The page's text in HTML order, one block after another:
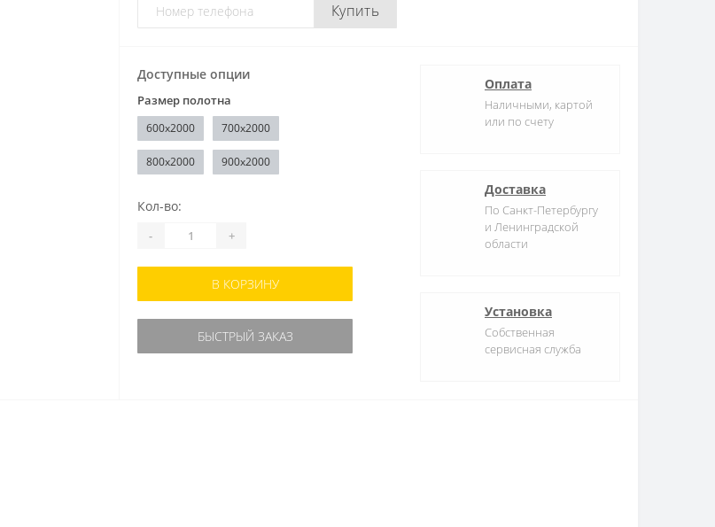
Купить
Доступные опции
Размер полотна
600x2000 700x2000
800x2000 900x2000
Кол-во:
- +
В КОРЗИНУ
БЫСТРЫЙ ЗАКАЗ
Оплата
Наличными, картой
или по счету
Доставка
По Санкт-Петербургу
и Ленинградской
области
Установка
Собственная
сервисная служба